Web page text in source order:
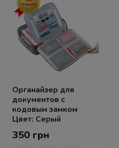
Органайзер для
документов с
кодовым замком
Цвет: Серый
350 грн